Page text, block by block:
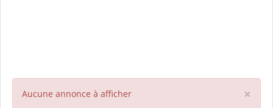
×
Aucune annonce à afficher